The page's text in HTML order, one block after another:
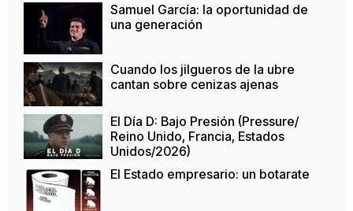
Samuel García: la oportunidad de
una generación
Cuando los jilgueros de la ubre
cantan sobre cenizas ajenas
El Día D: Bajo Presión (Pressure/
Reino Unido, Francia, Estados
Unidos/2026)
El Estado empresario: un botarate